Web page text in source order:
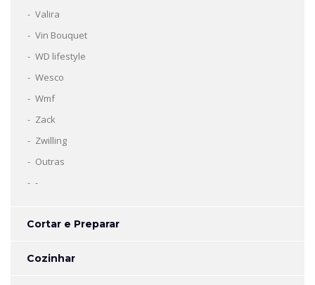
Valira
Vin Bouquet
WD lifestyle
Wesco
Wmf
Zack
Zwilling
Outras
-
Cortar e Preparar
Cozinhar